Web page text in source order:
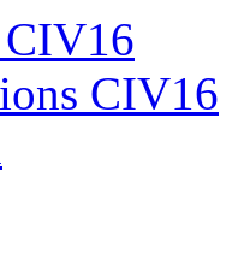
CIV16
CIV16